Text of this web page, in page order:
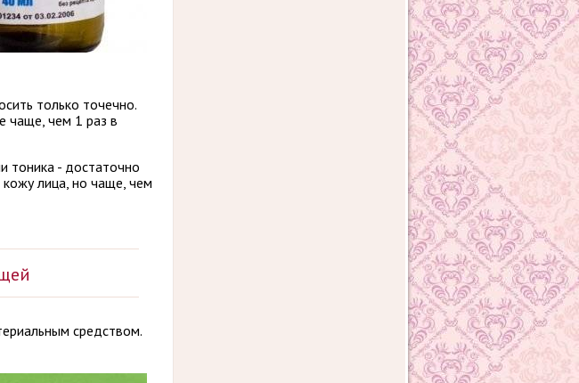
только точечно.
чаще, чем 1 раз в
тоника - достаточно
лица, но чаще, чем
средством.